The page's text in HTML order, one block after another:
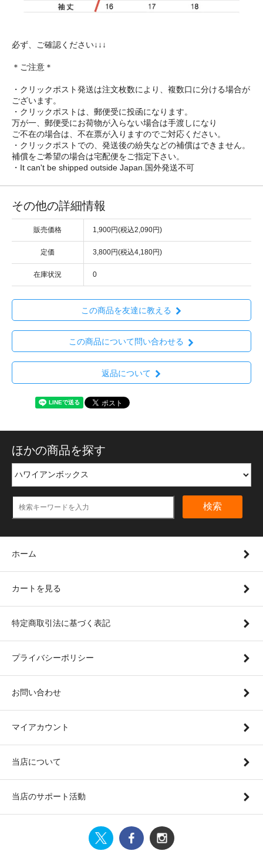
必ず、ご確認ください↓↓↓
＊ご注意＊
・クリックポスト発送は注文枚数により、複数口に分ける場合が
ございます。
・クリックポストは、郵便受に投函になります。
万が一、郵便受にお荷物が入らない場合は手渡しになり
ご不在の場合は、不在票が入りますのでご対応ください。
・クリックポストでの、発送後の紛失などの補償はできません。
補償をご希望の場合は宅配便をご指定下さい。
・It can't be shipped outside Japan.国外発送不可
その他の詳細情報
販売価格 1,900円(税込2,090円)
定価 3,800円(税込4,180円)
在庫状況 0
この商品を友達に教える
この商品について問い合わせる
返品について
ほかの商品を探す
検索
ホーム
カートを見る
特定商取引法に基づく表記
プライバシーポリシー
お問い合わせ
マイアカウント
当店について
当店のサポート活動